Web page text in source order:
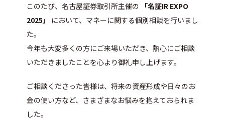
このたび、名古屋証券取引所主催の
「名証IR EXPO
2025」
において、マネーに関する個別相談を行いまし
た。
今年も大変多くの方にご来場いただき、熱心にご相談
いただきましたことを心より御礼申し上げます。
ご相談くださった皆様は、将来の資産形成や日々のお
金の使い方など、さまざまなお悩みを抱えておられま
した。